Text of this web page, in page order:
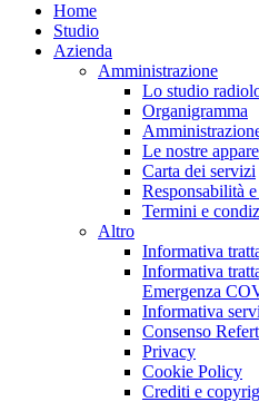
Home
Studio
Azienda
Amministrazione
Lo studio
Organigramma
Le nostre
Carta dei servizi
Responsabilità
Termini e
Altro
Informativa
Informativa
Emergenza
Informativa
Consenso
Privacy
Cookie Policy
Crediti e